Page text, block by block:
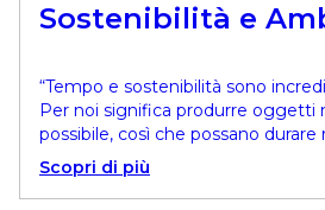
Sostenibilità e
“Tempo e sostenibilità sono
Per noi significa produrre oggetti
possibile, così che possano durare
Scopri di più